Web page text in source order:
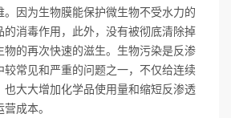
。因为生物膜能保护微生物不受水力的
的消毒作用，此外，没有被彻底清除掉
物的再次快速的滋生。生物污染是反渗
较常见和严重的问题之一，不仅给连续
也大大增加化学品使用量和缩短反渗透
成本。